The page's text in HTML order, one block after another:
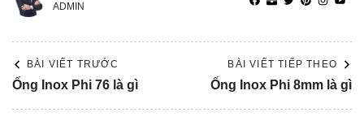
ADMIN
BÀI VIẾT TRƯỚC
Ống Inox Phi 76 là gì
BÀI VIẾT TIẾP THEO
Ống Inox Phi 8mm là gì